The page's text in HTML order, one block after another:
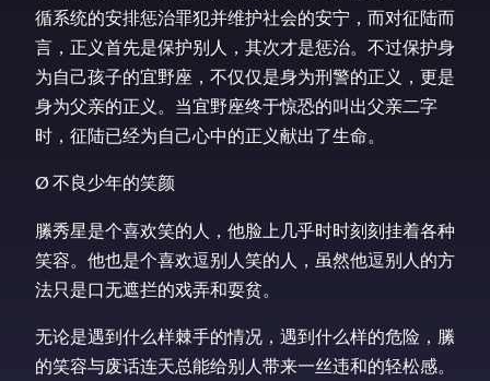
循系统的安排惩治罪犯并维护社会的安宁，而对征陆而
言，正义首先是保护别人，其次才是惩治。不过保护身
为自己孩子的宜野座，不仅仅是身为刑警的正义，更是
身为父亲的正义。当宜野座终于惊恐的叫出父亲二字
时，征陆已经为自己心中的正义献出了生命。
Ø 不良少年的笑颜
縢秀星是个喜欢笑的人，他脸上几乎时时刻刻挂着各种
笑容。他也是个喜欢逗别人笑的人，虽然他逗别人的方
法只是口无遮拦的戏弄和耍贫。
无论是遇到什么样棘手的情况，遇到什么样的危险，縢
的笑容与废话连天总能给别人带来一丝违和的轻松感。